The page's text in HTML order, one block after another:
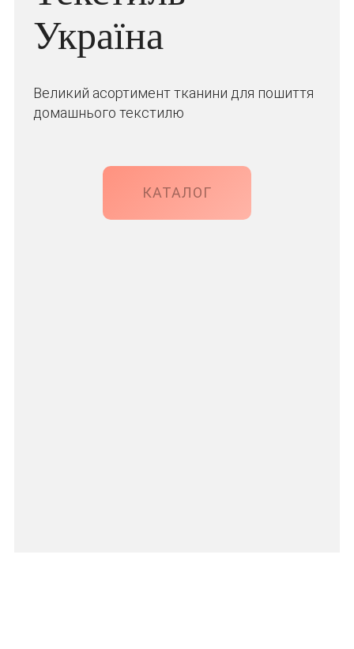
Україна
Великий асортимент тканини для пошиття
домашнього текстилю
КАТАЛОГ